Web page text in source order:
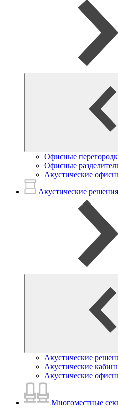
Офисные
Офисные
Акустические
Акустические решения
Акустические
Акустические
Акустические
Многоместные